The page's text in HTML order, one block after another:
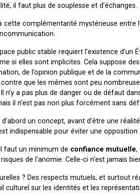
il faut plus de souplesse et d’échanges.
cette complémentarité mystérieuse entre
public stable requiert l’existence
si elles sont implicites. Cela suppose
de l’opinion publique et de la
que les mêmes sont peu
n’y a pas plus de danger ou de défaut
il n’est pas non plus forcément sans
d’abord un concept, avant d’être une
indispensable pour éviter une
faut un minimum de confiance mutuelle,
de l’anomie. Celle-ci n’est jamais
? Des respects mutuels, et surtout
culturel sur les identités et les